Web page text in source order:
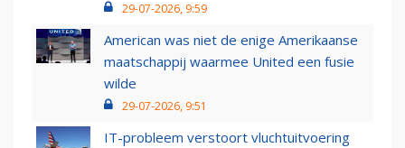
29-07-2026, 9:59
American was niet de enige Amerikaanse
maatschappij waarmee United een fusie
wilde
29-07-2026, 9:51
IT-probleem verstoort vluchtuitvoering